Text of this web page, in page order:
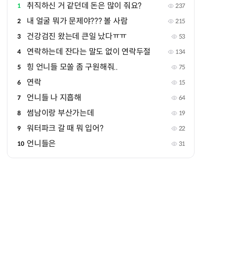
1 취직하신 거 같던데 돈은 많이 줘요? 237
2 내 얼굴 뭐가 문제야??? 볼 사람 215
3 건강검진 왔는데 큰일 났다ㅠㅠ 53
4 연락하는데 잔다는 말도 없이 연락두절 134
5 힝 언니들 모쏠 좀 구원해줘.. 75
6 연락 15
7 언니들 나 지흡해 64
8 썸남이랑 부산가는데 19
9 워터파크 갈 때 뭐 입어? 22
10 언니들은 31